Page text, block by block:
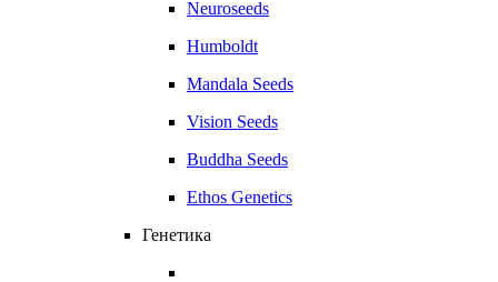
Neuroseeds
Humboldt
Mandala Seeds
Vision Seeds
Buddha Seeds
Ethos Genetics
Генетика